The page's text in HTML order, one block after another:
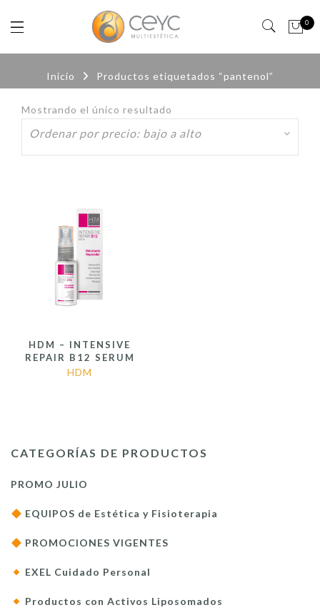
0
Inicio Productos etiquetados “pantenol”
Mostrando el único resultado
HDM – INTENSIVE
REPAIR B12 SERUM
HDM
CATEGORÍAS DE PRODUCTOS
PROMO JULIO
EQUIPOS de Estética y Fisioterapia
PROMOCIONES VIGENTES
EXEL Cuidado Personal
Productos con Activos Liposomados